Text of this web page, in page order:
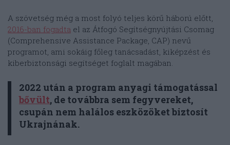
A szövetség még a most folyó teljes körű háború előtt,
2016-ban fogadta el az Átfogó Segítségnyújtási Csomag
(Comprehensive Assistance Package, CAP) nevű
programot, ami sokáig főleg tanácsadást, kiképzést és
kiberbiztonsági segítséget foglalt magában.
2022 után a program anyagi támogatással
bővült, de továbbra sem fegyvereket,
csupán nem halálos eszközöket biztosít
Ukrajnának.